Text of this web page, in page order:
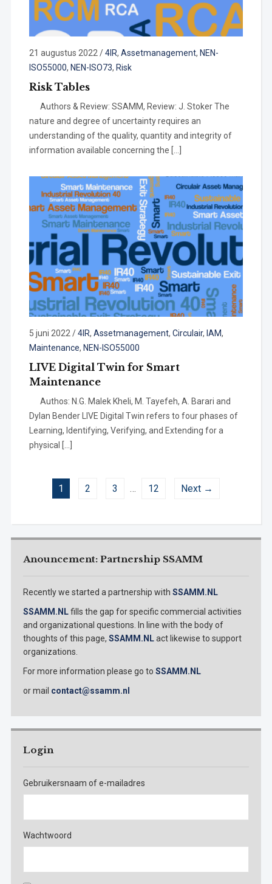
Anouncement: Partnership SSAMM
Recently we started a partnership with SSAMM.NL
SSAMM.NLfills the gap for specific commercial activities
and organizational questions. In line with the body of
thoughts of this page, SSAMM.NLact likewise to support
organizations.
For more information please go to SSAMM.NL
or mail contact@ssamm.nl
Login
Gebruikersnaam of e-mailadres
Wachtwoord
21 augustus 2022 /4IR, Assetmanagement, NEN-
ISO55000, NEN-ISO73, Risk
Risk Tables
Authors & Review: SSAMM, Review: J. Stoker The
nature and degree of uncertainty requires an
understanding of the quality, quantity and integrity of
information available concerning the […]
5 juni 2022 /4IR, Assetmanagement, Circulair, IAM,
Maintenance, NEN-ISO55000
LIVE Digital Twin for Smart
Maintenance
Authos: N.G. Malek Kheli, M. Tayefeh, A. Barari and
Dylan Bender LIVE Digital Twin refers to four phases of
Learning, Identifying, Verifying, and Extending for a
physical […]
1 2 3 … 12 Next →